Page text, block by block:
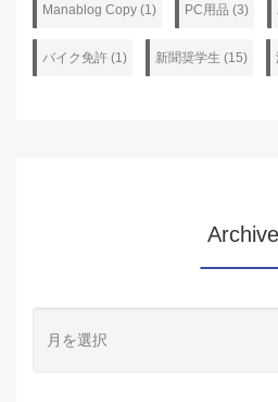
Manablog Copy (1) PC用品 (3)
バイク免許 (1) 新聞奨学生 (15)
Archive